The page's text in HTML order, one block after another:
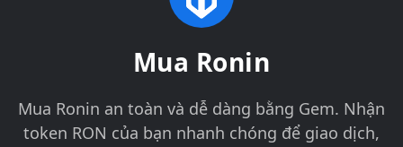
Mua Ronin
Mua Ronin an toàn và dễ dàng bằng Gem. Nhận
token RON của bạn nhanh chóng để giao dịch,